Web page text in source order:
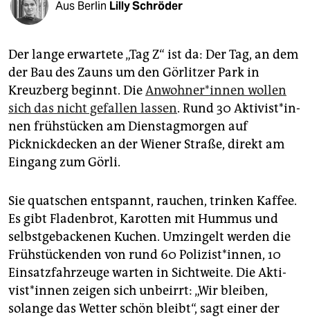
unterstützen
genossenschaft
epaper login
Aus Berlin Lilly Schröder
Der lange erwartete „Tag Z“ ist da: Der Tag, an dem
der Bau des Zauns um den Görlitzer Park in
Kreuzberg beginnt. DieAn­woh­ne­r*in­nen wollen
sich das nicht gefallen lassen. Rund 30 Ak­ti­vis­t*in­
nen frühstücken am Dienstagmorgen auf
Picknickdecken an der Wiener Straße, direkt am
Eingang zum Görli.
Sie quatschen entspannt, rauchen, trinken Kaffee.
Es gibt Fladenbrot, Karotten mit Hummus und
selbstgebackenen Kuchen. Umzingelt werden die
Frühstückenden von rund 60 Polizist*innen, 10
Einsatzfahrzeuge warten in Sichtweite. Die Ak­ti­
vis­t*in­nen zeigen sich unbeirrt: „Wir bleiben,
solange das Wetter schön bleibt“, sagt einer der